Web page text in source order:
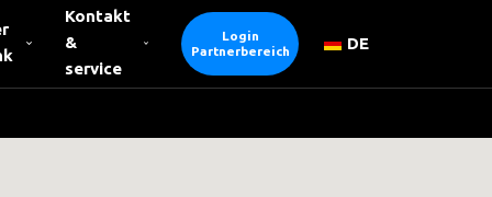
Kontakt
&
service
Login
Partnerbereich
DE